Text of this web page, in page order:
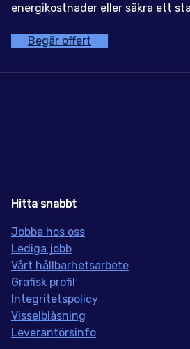
energikostnader eller säkra ett
Begär offert
Hitta snabbt
Jobba hos oss
Lediga jobb
Vårt hållbarhetsarbete
Grafisk profil
Integritetspolicy
Visselblåsning
Leverantörsinfo